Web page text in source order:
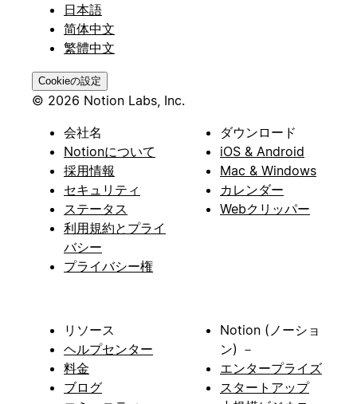
日本語
简体中文
繁體中文
Cookieの設定
© 2026 Notion Labs, Inc.
会社名
Notionについて
採用情報
セキュリティ
ステータス
利用規約とプライ
バシー
プライバシー権
ダウンロード
iOS & Android
Mac & Windows
カレンダー
Webクリッパー
リソース
ヘルプセンター
料金
ブログ
Notion (ノーショ
ン) －
エンタープライズ
スタートアップ